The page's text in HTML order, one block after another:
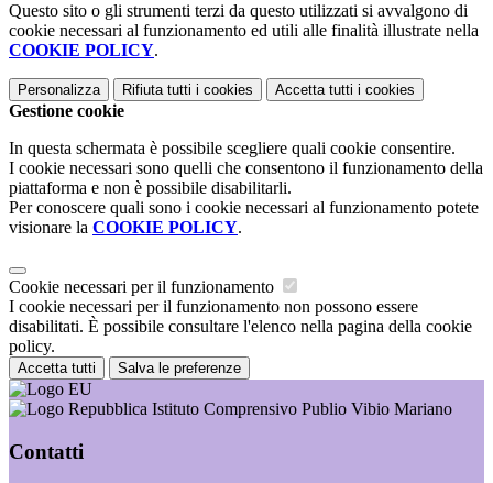
Questo sito o gli strumenti terzi da questo utilizzati si avvalgono di
cookie necessari al funzionamento ed utili alle finalità illustrate nella
COOKIE POLICY.
Personalizza Rifiuta tutti i cookies Accetta tutti i cookies
Gestione cookie
In questa schermata è possibile scegliere quali cookie consentire.
I cookie necessari sono quelli che consentono il funzionamento della
piattaforma e non è possibile disabilitarli.
Per conoscere quali sono i cookie necessari al funzionamento potete
visionare la COOKIE POLICY.
Cookie necessari per il funzionamento
I cookie necessari per il funzionamento non possono essere
disabilitati. È possibile consultare l'elenco nella pagina della cookie
policy.
Accetta tutti Salva le preferenze
Istituto Comprensivo Publio Vibio Mariano
Contatti